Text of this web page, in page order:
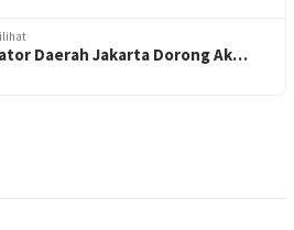
Daerah Jakarta Dorong Ak…